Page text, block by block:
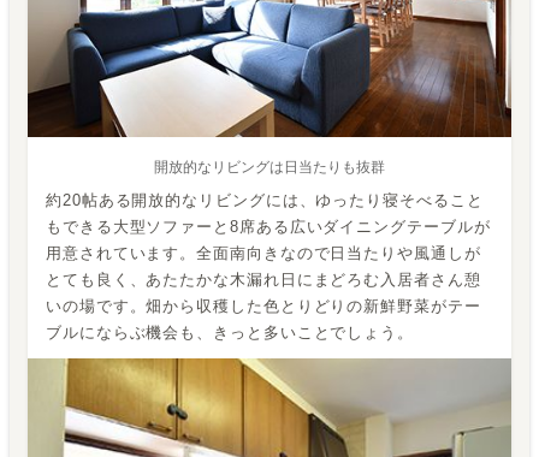
開放的なリビングは日当たりも抜群
約20帖ある開放的なリビングには、ゆったり寝そべること
もできる大型ソファーと8席ある広いダイニングテーブルが
用意されています。全面南向きなので日当たりや風通しが
とても良く、あたたかな木漏れ日にまどろむ入居者さん憩
いの場です。畑から収穫した色とりどりの新鮮野菜がテー
ブルにならぶ機会も、きっと多いことでしょう。